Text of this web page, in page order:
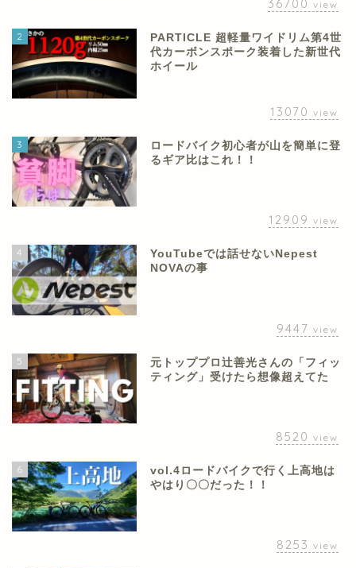
36700 view
2
PARTICLE 超軽量ワイドリム第4世
代カーボンスポーク装着した新世代
ホイール
13070 view
3
ロードバイク初心者が山を簡単に登
るギア比はこれ！！
12909 view
4
YouTubeでは話せないNepest
NOVAの事
9447 view
5
元トッププロ辻善光さんの「フィッ
ティング」受けたら想像超えてた
8520 view
6
vol.4ロードバイクで行く上高地は
やはり〇〇だった！！
8253 view